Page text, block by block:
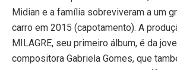
Midian e a família sobreviveram a um
carro em 2015 (capotamento). A
MILAGRE, seu primeiro álbum, é da
compositora Gabriela Gomes, que